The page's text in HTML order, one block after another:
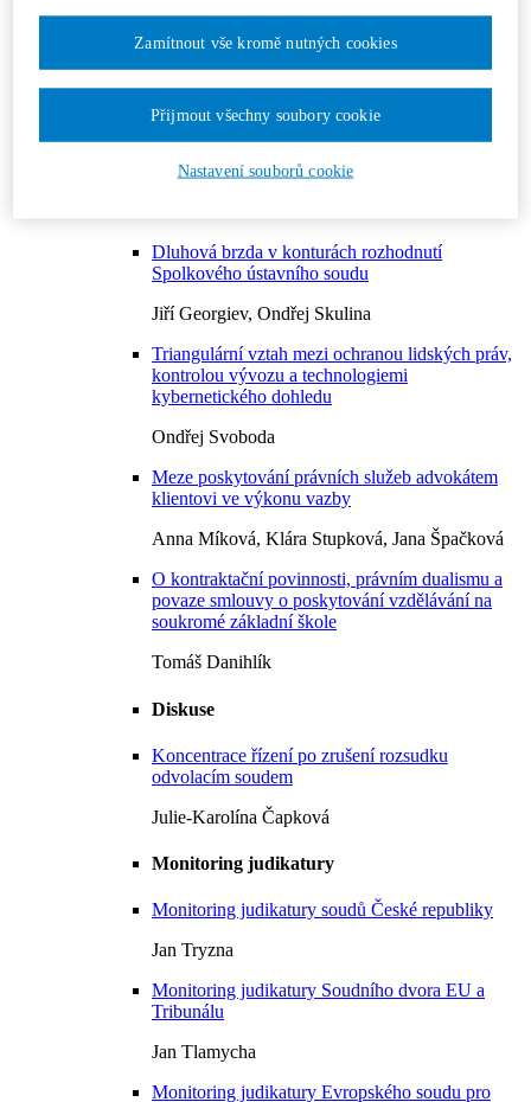
Ročník 2024
Číslo 1/2024
Číslo 2/2024
Číslo 3/2024
Editorial
Dluhová brzda v konturách rozhodnutí
Spolkového ústavního soudu
Jiří Georgiev, Ondřej Skulina
Triangulární vztah mezi ochranou lidských práv,
kontrolou vývozu a technologiemi
kybernetického dohledu
Ondřej Svoboda
Meze poskytování právních služeb advokátem
klientovi ve výkonu vazby
Anna Míková, Klára Stupková, Jana Špačková
O kontraktační povinnosti, právním dualismu a
povaze smlouvy o poskytování vzdělávání na
soukromé základní škole
Tomáš Danihlík
Diskuse
Koncentrace řízení po zrušení rozsudku
odvolacím soudem
Julie-Karolína Čapková
Monitoring judikatury
Monitoring judikatury soudů České republiky
Jan Tryzna
Monitoring judikatury Soudního dvora EU a
Tribunálu
Jan Tlamycha
Monitoring judikatury Evropského soudu pro
Nastavení souborů cookie
Zamítnout vše kromě nutných cookies
Přijmout všechny soubory cookie